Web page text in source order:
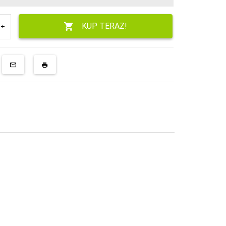
KUP TERAZ!